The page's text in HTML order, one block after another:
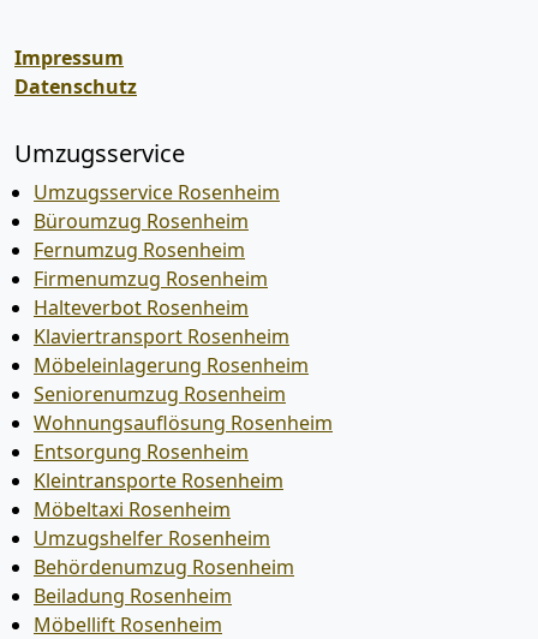
Impressum
Datenschutz
Umzugsservice
Umzugsservice Rosenheim
Büroumzug Rosenheim
Fernumzug Rosenheim
Firmenumzug Rosenheim
Halteverbot Rosenheim
Klaviertransport Rosenheim
Möbeleinlagerung Rosenheim
Seniorenumzug Rosenheim
Wohnungsauflösung Rosenheim
Entsorgung Rosenheim
Kleintransporte Rosenheim
Möbeltaxi Rosenheim
Umzugshelfer Rosenheim
Behördenumzug Rosenheim
Beiladung Rosenheim
Möbellift Rosenheim